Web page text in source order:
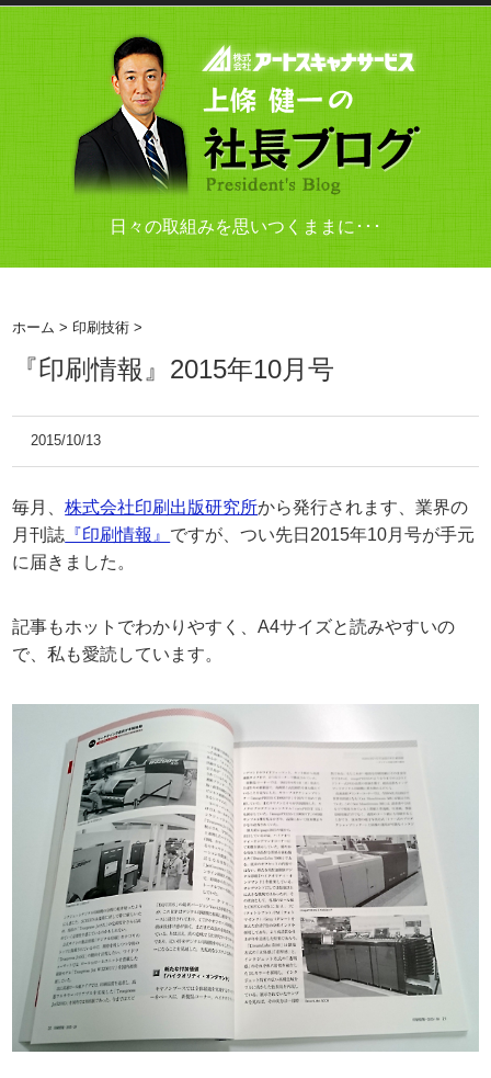
日々の取組みを思いつくままに･･･
ホーム > 印刷技術 >
『印刷情報』2015年10月号
2015/10/13
毎月、株式会社印刷出版研究所から発行されます、業界の
月刊誌 『印刷情報』 ですが、つい先日2015年10月号が手元
に届きました。
記事もホットでわかりやすく、A4サイズと読みやすいの
で、私も愛読しています。